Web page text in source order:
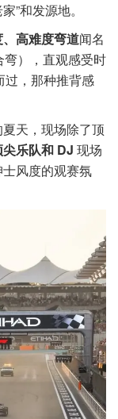
”和发源地。
高难度弯道闻名
弯），直观感受时
过，那种推背感
天，现场除了顶
尖乐队和 DJ 现场
风度的观赛氛